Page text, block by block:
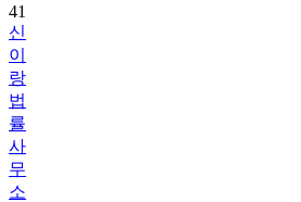
41
신
이
랑
법
률
사
무
소